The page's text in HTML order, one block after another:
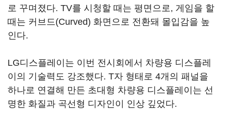
로 꾸며졌다. TV를 시청할 때는 평면으로, 게임을 할
때는 커브드(Curved) 화면으로 전환돼 몰입감을 높
인다.
LG디스플레이는 이번 전시회에서 차량용 디스플레
이의 기술력도 강조했다. T자 형태로 4개의 패널을
하나로 연결해 만든 초대형 차량용 디스플레이는 선
명한 화질과 곡선형 디자인이 인상 깊었다.